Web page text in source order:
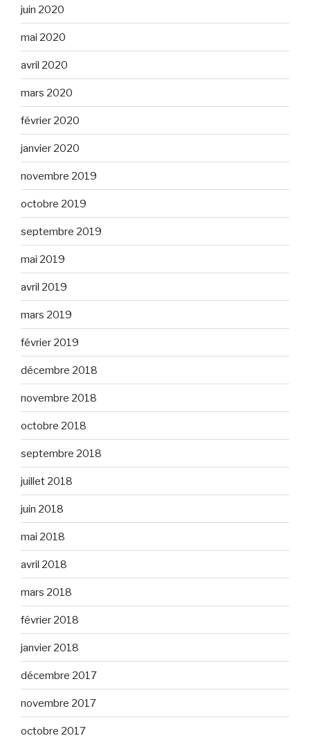
juin 2020
mai 2020
avril 2020
mars 2020
février 2020
janvier 2020
novembre 2019
octobre 2019
septembre 2019
mai 2019
avril 2019
mars 2019
février 2019
décembre 2018
novembre 2018
octobre 2018
septembre 2018
juillet 2018
juin 2018
mai 2018
avril 2018
mars 2018
février 2018
janvier 2018
décembre 2017
novembre 2017
octobre 2017